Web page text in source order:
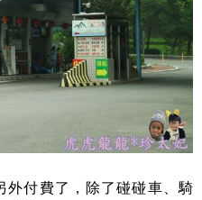
外付費了，除了碰碰車、騎